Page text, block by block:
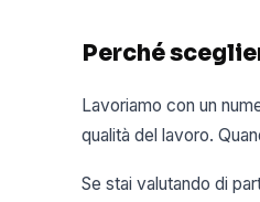
Perché
Lavoriamo con un
qualità del lavoro.
Se stai valutando di